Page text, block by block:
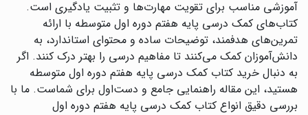
آموزشی مناسب برای تقویت مهارت‌ها و تثبیت یادگیری است.
کتاب‌های کمک درسی پایه هفتم دوره اول متوسطه با ارائه
تمرین‌های هدفمند، توضیحات ساده و محتوای استاندارد، به
دانش‌آموزان کمک می‌کنند تا مفاهیم درسی را بهتر درک کنند. اگر
به دنبال خرید کتاب کمک درسی پایه هفتم دوره اول متوسطه
هستید، این مقاله راهنمایی جامع و دست‌اول برای شماست. ما با
بررسی دقیق انواع کتاب کمک درسی پایه هفتم دوره اول